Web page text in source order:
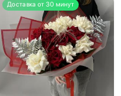
Доставка от 30 минут